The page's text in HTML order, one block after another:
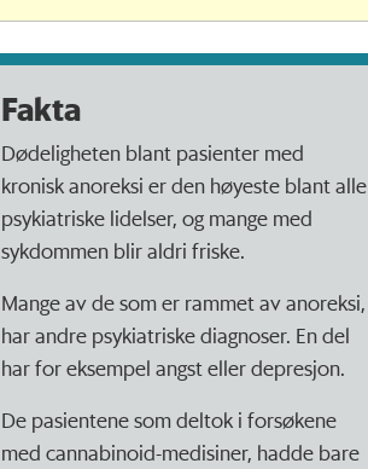
Fakta
Dødeligheten blant pasienter med
kronisk anoreksi er den høyeste blant alle
psykiatriske lidelser, og mange med
sykdommen blir aldri friske.
Mange av de som er rammet av anoreksi,
har andre psykiatriske diagnoser. En del
har for eksempel angst eller depresjon.
De pasientene som deltok i forsøkene
med cannabinoid-medisiner, hadde bare